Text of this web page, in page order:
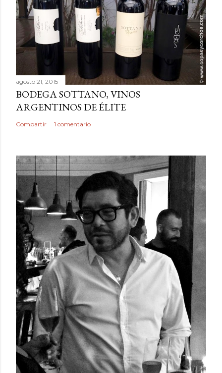
agosto 21, 2015
BODEGA SOTTANO, VINOS
ARGENTINOS DE ÉLITE
Compartir 1 comentario